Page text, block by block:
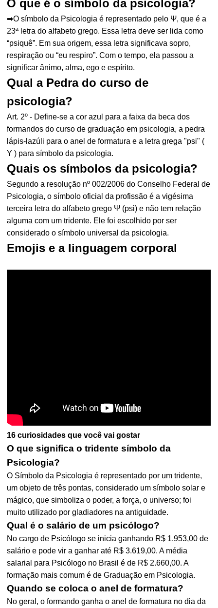
O que é o símbolo da psicologia?
➡O símbolo da Psicologia é representado pelo Ψ, que é a
23ª letra do alfabeto grego. Essa letra deve ser lida como
“psiquê”. Em sua origem, essa letra significava sopro,
respiração ou “eu respiro”. Com o tempo, ela passou a
significar ânimo, alma, ego e espírito.
Qual a Pedra do curso de
psicologia?
Art. 2º - Define-se a cor azul para a faixa da beca dos
formandos do curso de graduação em psicologia, a pedra
lápis-lazúli para o anel de formatura e a letra grega "psi" (
Y ) para símbolo da psicologia.
Quais os símbolos da psicologia?
Segundo a resolução nº 002/2006 do Conselho Federal de
Psicologia, o símbolo oficial da profissão é a vigésima
terceira letra do alfabeto grego Ψ (psi) e não tem relação
alguma com um tridente. Ele foi escolhido por ser
considerado o símbolo universal da psicologia.
Emojis e a linguagem corporal
16 curiosidades que você vai gostar
O que significa o tridente símbolo da
Psicologia?
O Símbolo da Psicologia é representado por um tridente,
um objeto de três pontas, considerado um símbolo solar e
mágico, que simboliza o poder, a força, o universo; foi
muito utilizado por gladiadores na antiguidade.
Qual é o salário de um psicólogo?
No cargo de Psicólogo se inicia ganhando R$ 1.953,00 de
salário e pode vir a ganhar até R$ 3.619,00. A média
salarial para Psicólogo no Brasil é de R$ 2.660,00. A
formação mais comum é de Graduação em Psicologia.
Quando se coloca o anel de formatura?
No geral, o formando ganha o anel de formatura no dia da